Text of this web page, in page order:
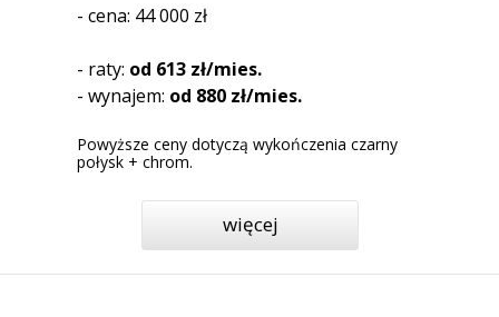
więcej
- cena: 44 000 zł
- raty: od 613 zł/mies.
- wynajem: od 880 zł/mies.
Powyższe ceny dotyczą wykończenia czarny
połysk + chrom.